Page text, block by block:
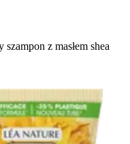
z masłem shea